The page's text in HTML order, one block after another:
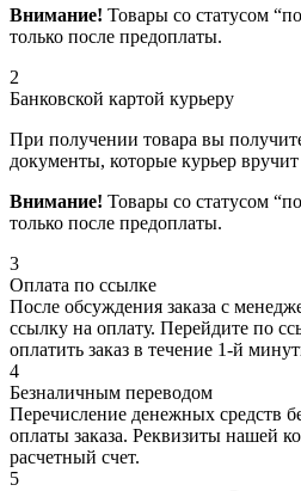
Внимание! Товары со статусом
только после предоплаты.
2
Банковской картой курьеру
При получении товара вы
документы, которые курьер вручит
Внимание! Товары со статусом
только после предоплаты.
3
Оплата по ссылке
После обсуждения заказа с
ссылку на оплату. Перейдите по
оплатить заказ в течение 1-й
4
Безналичным переводом
Перечисление денежных средств
оплаты заказа. Реквизиты нашей
расчетный счет.
5